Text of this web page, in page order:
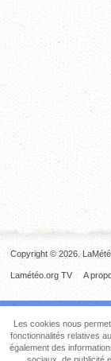
Copyright © 2026.
A
Lamétéo.org TV
Les cookies nous
fonctionnalités relatives
également des